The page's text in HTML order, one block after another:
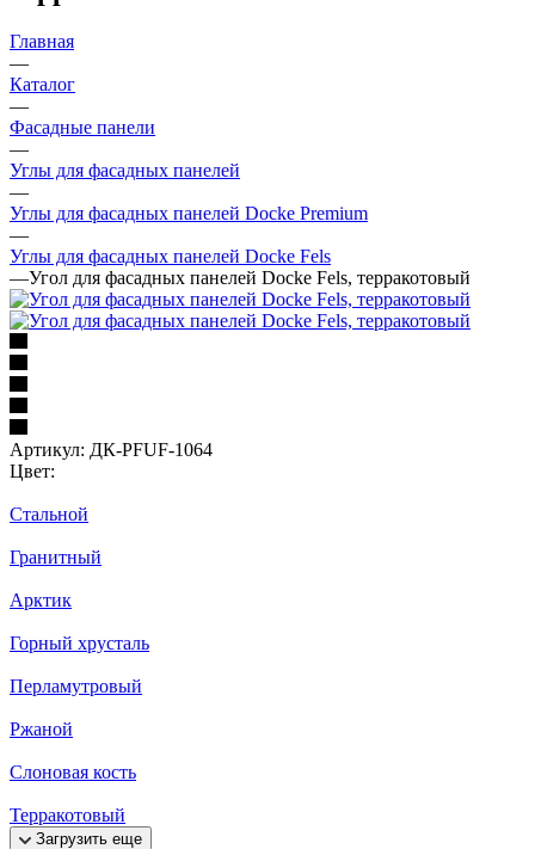
Главная
—
Каталог
—
Фасадные панели
—
Углы для фасадных панелей
—
Углы для фасадных панелей Docke Premium
—
Углы для фасадных панелей Docke Fels
—Угол для фасадных панелей Docke Fels, терракотовый
Артикул: ДК-PFUF-1064
Цвет:
Стальной
Гранитный
Арктик
Горный хрусталь
Перламутровый
Ржаной
Слоновая кость
Терракотовый
Загрузить еще